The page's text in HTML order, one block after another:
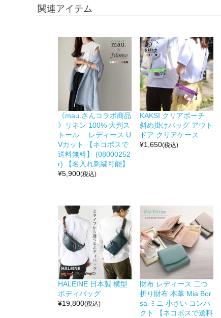
関連アイテム
《mau.さんコラボ商品
》リネン 100% 大判ス
トール レディース U
Vカット 【ネコポスで
送料無料】 (08000252
r) 【名入れ刺繍可能】
¥5,900(税込)
KAKSI クリアポーチ
斜め掛けバッグ アウト
ドア クリアケース
¥1,650(税込)
HALEINE 日本製 横型
ボディバッグ
¥19,800(税込)
財布 レディース 二つ
折り財布 本革 Mia Bor
sa ミニ 小さい コンパ
クト 【ネコポスで送料